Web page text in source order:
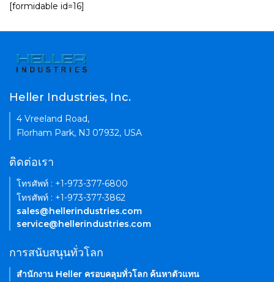
[formidable id=16]
Heller Industries, Inc.
4 Vreeland Road,
Florham Park, NJ 07932, USA
ติดต่อเรา
โทรศัพท์ : +1-973-377-6800
โทรศัพท์ : +1-973-377-3862
sales@hellerindustries.com
service@hellerindustries.com
การสนับสนุนทั่วโลก
สำนักงาน Heller ครอบคลุมทั่วโลก ค้นหาตัวแทน